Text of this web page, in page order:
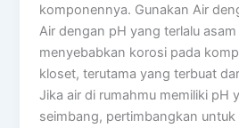
komponennya. Gunakan Air
Air dengan pH yang terlalu
menyebabkan korosi pada
kloset, terutama yang terbuat
Jika air di rumahmu memiliki pH
seimbang, pertimbangkan